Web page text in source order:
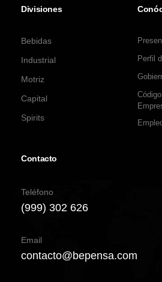
Divisiones
Bebidas
Industrial
Motriz
Capital
Spirits
Perfil
Contacto
Teléfono
(999) 302 626
Email
contacto@bepensa.com